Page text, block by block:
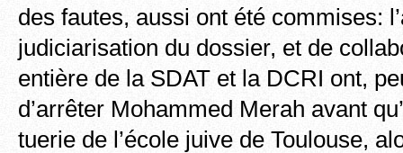
des fautes, aussi ont été commises:
judiciarisation du dossier, et de
entière de la SDAT et la DCRI ont,
d’arrêter Mohammed Merah avant
tuerie de l’école juive de Toulouse,